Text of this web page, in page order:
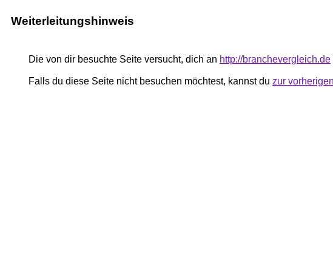
Weiterleitungshinweis
Die von dir besuchte Seite versucht, dich an http://branchevergleich.de
Falls du diese Seite nicht besuchen möchtest, kannst du zur